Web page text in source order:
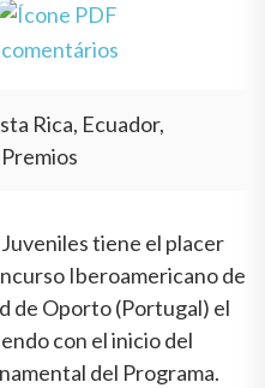
Rica, Ecuador,
Premios
tiene el placer
Iberoamericano de
de Oporto (Portugal) el
con el inicio del
del Programa.